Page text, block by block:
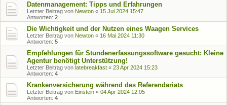
Datenmanagement: Tipps und Erfahrungen
Letzter Beitrag von Newton « 15 Jul 2024 15:47
Antworten: 2
Die Wichtigkeit und der Nutzen eines Waagen Services
Letzter Beitrag von Newton « 16 Mai 2024 11:30
Antworten: 5
Empfehlungen für Stundenerfassungssoftware gesucht: Kleine
Agentur benötigt Unterstützung!
Letzter Beitrag von latebreakfast « 23 Apr 2024 15:23
Antworten: 4
Krankenversicherung während des Referendariats
Letzter Beitrag von Einstein « 04 Apr 2024 12:05
Antworten: 4